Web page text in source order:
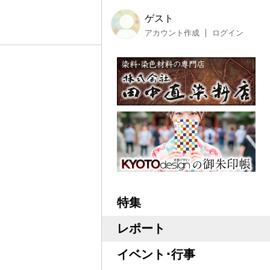
ゲスト
アカウント作成 ログイン
特集
レポート
イベント･行事